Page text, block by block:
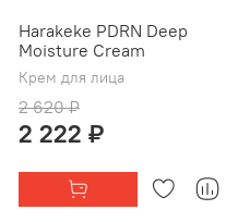
Harakeke PDRN Deep
Moisture Cream
Крем для лица
2 620 ₽
2 222 ₽